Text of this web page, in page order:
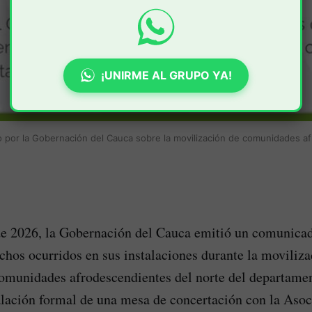
la Gobernación del Cauca sobre la movilización de comunidades
2026, la Gobernación del Cauca emitió un
ocurridos en sus instalaciones durante la
afrodescendientes del norte del
formal de una mesa de concertación con la
¡UNIRME AL GRUPO YA!